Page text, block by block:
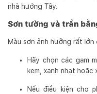
nhà hướng Tây.
Sơn tường và trần
Màu sơn ảnh hưởng rất lớn
Hãy chọn các gam
kem, xanh nhạt
Nếu điều kiện cho